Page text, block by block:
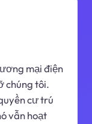
mại điện
chúng tôi.
cư trú
vẫn hoạt